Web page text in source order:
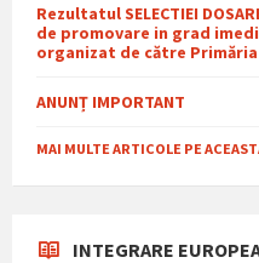
Rezultatul SELECTIEI
de promovare in grad
organizat de către Primăria
ANUNȚ IMPORTANT
MAI MULTE ARTICOLE PE
INTEGRARE